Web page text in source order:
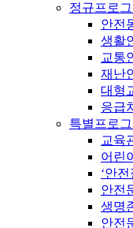
정규프로
안전
생활
교통
재난
대형
응급
특별프로
교육
어린
‘안
안전
생명
안전